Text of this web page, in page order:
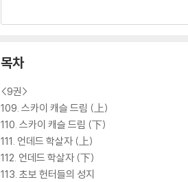
새로운 일을 시작하는 용기 속에 기적과 행운이
목차
<9권>
109. 스카이 캐슬 드림 (上)
110. 스카이 캐슬 드림 (下)
111. 언데드 학살자 (上)
112. 언데드 학살자 (下)
113. 초보 헌터들의 성지